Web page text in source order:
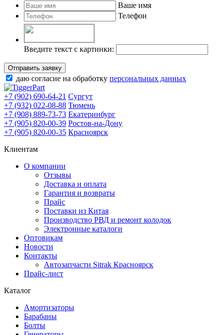
Ваше имя
Телефон
Введите текст с картинки:
Отправить заявку
даю согласие на обработку персональных данных
+7 (902) 690-64-21 Сургут
+7 (932) 022-08-88 Тюмень
+7 (908) 889-73-73 Екатеринбург
+7 (905) 820-00-39 Ростов-на-Дону
+7 (905) 820-00-35 Красноярск
Клиентам
О компании
Отзывы
Доставка и оплата
Гарантия и возвраты
Прайс
Поставки из Китая
Производство РВД и ремонт колодок
Электронные каталоги
Оптовикам
Новости
Контакты
Автозапчасти Sitrak Красноярск
Прайс-лист
Каталог
Амортизаторы
Барабаны
Болты